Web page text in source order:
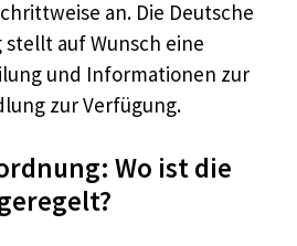
an. Die Deutsche
auf Wunsch eine
und Informationen zur
zur Verfügung.
Wo ist die